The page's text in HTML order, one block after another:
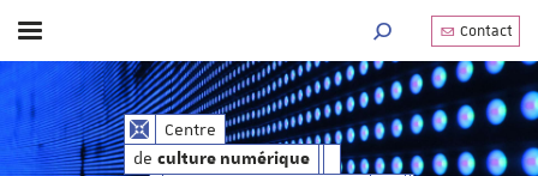
Centredeculture numérique
de culture numérique
Afficher / masquer le menu MOTEUR DE
Contact